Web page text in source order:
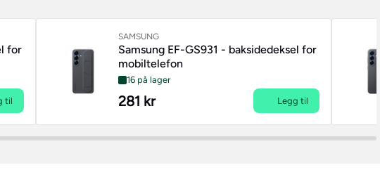
for
til
SAMSUNG
Samsung EF-GS931 - baksidedeksel for
mobiltelefon
16 på lager
281 kr Legg til